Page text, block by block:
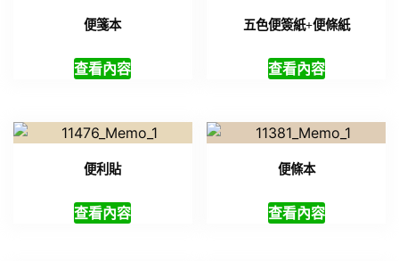
便箋本
查看內容
五色便簽紙+便條紙
查看內容
便利貼
查看內容
便條本
查看內容